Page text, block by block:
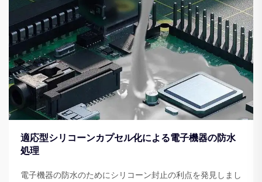
適応型シリコーンカプセル化による電子機器の防水
処理
電子機器の防水のためにシリコーン封止の利点を発見しまし